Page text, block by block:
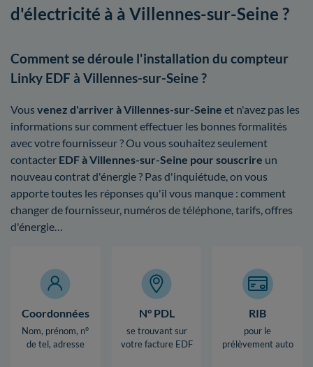
d'électricité à à Villennes-sur-Seine ?
Comment se déroule l'installation du compteur
Linky EDF à Villennes-sur-Seine ?
Vous venez d'arriver à Villennes-sur-Seine et n'avez pas les
informations sur comment effectuer les bonnes formalités
avec votre fournisseur ? Ou vous souhaitez seulement
contacter EDF à Villennes-sur-Seine pour souscrire un
nouveau contrat d'énergie ? Pas d'inquiétude, on vous
apporte toutes les réponses qu'il vous manque : comment
changer de fournisseur, numéros de téléphone, tarifs, offres
d'énergie…
Coordonnées
Nom, prénom, n°
de tel, adresse
N° PDL
se trouvant sur
votre facture EDF
RIB
pour le
prélèvement auto